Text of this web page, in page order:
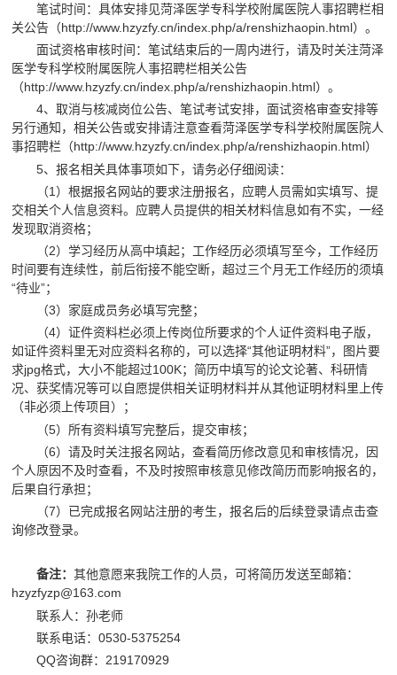
笔试时间：具体安排见菏泽医学专科学校附属医院人事招聘栏相
关公告（http://www.hzyzfy.cn/index.php/a/renshizhaopin.html）。
面试资格审核时间：笔试结束后的一周内进行，请及时关注菏泽
医学专科学校附属医院人事招聘栏相关公告
（http://www.hzyzfy.cn/index.php/a/renshizhaopin.html）。
4、取消与核减岗位公告、笔试考试安排，面试资格审查安排等
另行通知，相关公告或安排请注意查看菏泽医学专科学校附属医院人
事招聘栏（http://www.hzyzfy.cn/index.php/a/renshizhaopin.html）
5、报名相关具体事项如下，请务必仔细阅读：
（1）根据报名网站的要求注册报名，应聘人员需如实填写、提
交相关个人信息资料。应聘人员提供的相关材料信息如有不实，一经
发现取消资格；
（2）学习经历从高中填起；工作经历必须填写至今，工作经历
时间要有连续性，前后衔接不能空断，超过三个月无工作经历的须填
“待业”；
（3）家庭成员务必填写完整；
（4）证件资料栏必须上传岗位所要求的个人证件资料电子版，
如证件资料里无对应资料名称的，可以选择“其他证明材料”，图片要
求jpg格式，大小不能超过100K；简历中填写的论文论著、科研情
况、获奖情况等可以自愿提供相关证明材料并从其他证明材料里上传
（非必须上传项目）；
（5）所有资料填写完整后，提交审核；
（6）请及时关注报名网站，查看简历修改意见和审核情况，因
个人原因不及时查看，不及时按照审核意见修改简历而影响报名的，
后果自行承担；
（7）已完成报名网站注册的考生，报名后的后续登录请点击查
询修改登录。
备注：其他意愿来我院工作的人员，可将简历发送至邮箱：
hzyzfyzp@163.com
联系人：孙老师
联系电话：0530-5375254
QQ咨询群：219170929